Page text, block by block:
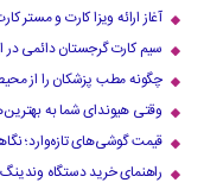
آغاز ارائه ویزا کارت و مستر کارت
سیم کارت گرجستان دائمی در
چگونه مطب پزشکان را از
وقتی هیوندای شما به
قیمت گوشی‌های تازه‌وارد؛
راهنمای خرید دستگاه